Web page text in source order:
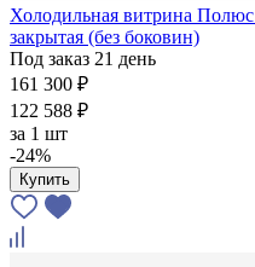
Холодильная витрина
закрытая (без боковин)
Под заказ 21 день
161 300 ₽
122 588 ₽
за 1 шт
-24%
Купить